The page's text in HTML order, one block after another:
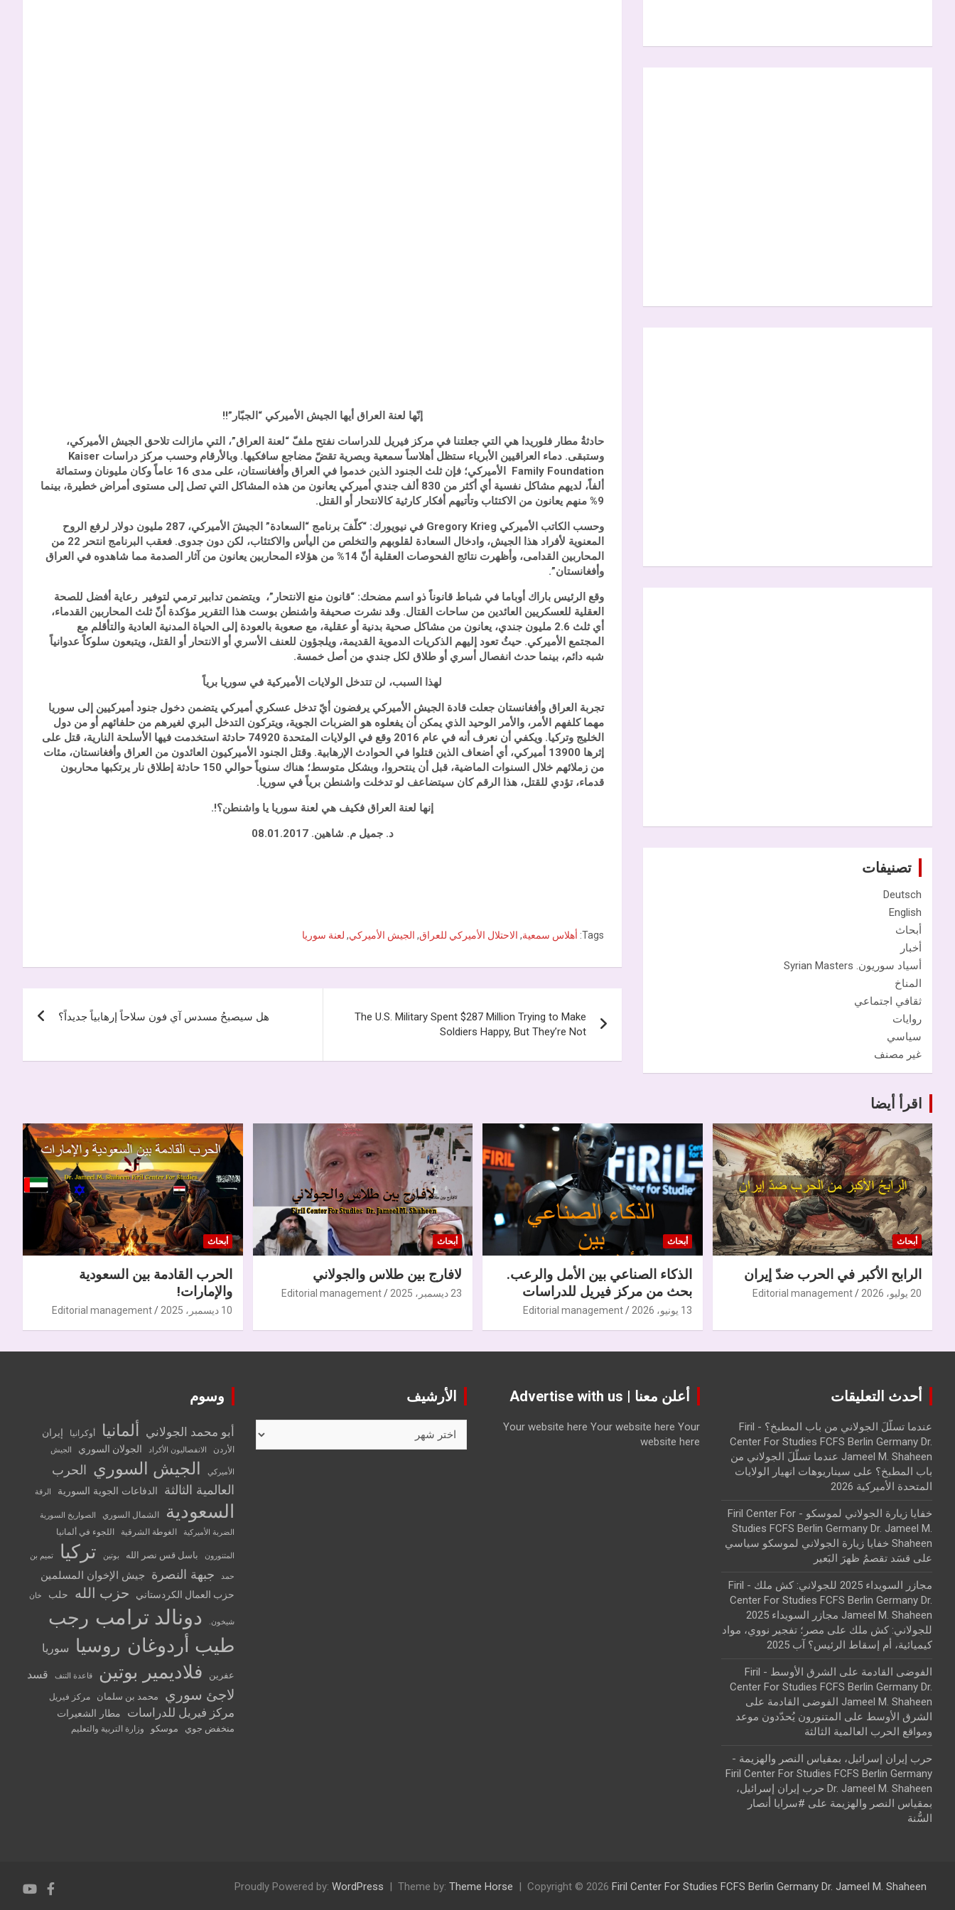
إنّها لعنة العراق أيها الجيش الأميركي “الجبّار”!!
حادثةُ مطار فلوريدا هي التي جعلتنا في مركز فيريل للدراسات نفتح ملفّ “لعنة العراق”، التي مازالت تلاحق الجيش الأميركي،
وستبقى. دماء العراقيين الأبرياء ستظل أهلاساً سمعية وبصرية تقضّ مضاجع سافكيها. وبالأرقام وحسب مركز دراسات Kaiser
Family Foundation
الأميركي؛ فإن ثلث الجنود الذين خدموا في العراق وأفغانستان، على مدى 16 عاماً وكان مليونان وستمائة
ألفاً، لديهم مشاكل نفسية أي أكثر من 830 ألف جندي أميركي يعانون من هذه المشاكل التي تصل إلى مستوى أمراض خطيرة، بينما
9% منهم يعانون من الاكتئاب وتأتيهم أفكار كارثية كالانتحار أو القتل.
وحسب الكاتب الأميركي Gregory Krieg
في نيويورك: “كلّفَ برنامج “السعادة” الجيشَ الأميركي، 287 مليون دولار لرفع الروح
المعنوية لأفراد هذا الجيش، وادخال السعادة لقلوبهم والتخلص من اليأس والاكتئاب، لكن دون جدوى. فعقب البرنامج انتحر 22 من
المحاربين القدامى، وأظهرت نتائج الفحوصات العقلية أنّ 14% من هؤلاء المحاربين يعانون من آثار الصدمة مما شاهدوه في العراق
وأفغانستان”.
وقع الرئيس باراك أوباما في شباط قانوناً ذو اسم مضحك: “قانون منع الانتحار”، ويتضمن تدابير ترمي لتوفير رعاية أفضل للصحة
العقلية للعسكريين العائدين من ساحات القتال. وقد نشرت صحيفة واشنطن بوست هذا التقرير مؤكدة أنّ ثلث المحاربين القدماء،
أي ثلث 2.6 مليون جندي، يعانون من مشاكل صحية بدنية أو عقلية، مع صعوبة بالعودة إلى الحياة المدنية العادية والتأقلم مع
المجتمع الأميركي. حيثُ تعود إليهم الذكريات الدموية القديمة، ويلجؤون للعنف الأسري أو الانتحار أو القتل، ويتبعون سلوكاً عدوانياً
شبه دائم، بينما حدث انفصال أسري أو طلاق لكل جندي من أصل خمسة.
لهذا السبب، لن تتدخل الولايات الأميركية في سوريا برياً
تجربة العراق وأفغانستان جعلت قادة الجيش الأميركي يرفضون أيّ تدخل عسكري أميركي يتضمن دخول جنود أميركيين إلى سوريا
مهما كلفهم الأمر، والأمر الوحيد الذي يمكن أن يفعلوه هو الضربات الجوية، ويتركون التدخل البري لغيرهم من حلفائهم أو من دول
الخليج وتركيا. ويكفي أن نعرف أنه في عام 2016 وقع في الولايات المتحدة 74920 حادثة استخدمت فيها الأسلحة النارية، قتل على
إثرها 13900 أميركي، أي أضعاف الذين قتلوا في الحوادث الإرهابية.
وقتل الجنود الأميركيون العائدون من العراق وأفغانستان، مئات
من زملائهم خلال السنوات الماضية، قبل أن ينتحروا، وبشكل متوسط؛ هناك سنوياً حوالي 150 حادثة إطلاق نار يرتكبها محاربون
قدماء، تؤدي للقتل، هذا الرقم كان سيتضاعف لو تدخلت واشنطن برياً في سوريا.
إنها لعنة العراق فكيف هي لعنة سوريا يا واشنطن؟!.
د. جميل م. شاهين. 08.01.2017
Tags: أهلاس سمعية, الاحتلال الأميركي للعراق, الجيش الأميركي, لعنة سوريا
المقالات
The U.S. Military Spent $287 Million Trying to Make
Soldiers Happy, But They’re Not
هل سيصبحُ مسدس آي فون سلاحاً إرهابياً جديداً؟
تصنيفات
Deutsch
English
أبحاث
أخبار
أسياد سوريون. Syrian Masters
المناخ
ثقافي اجتماعي
روايات
سياسي
غير مصنف
اقرأ أيضا
أبحاث
الرابح الأكبر في الحرب ضدّ إيران
20 يوليو، 2026 Editorial management
أبحاث
الذكاء الصناعي بين الأمل والرعب.
بحث من مركز فيريل للدراسات
13 يونيو، 2026 Editorial management
أبحاث
لافارج بين طلاس والجولاني
23 ديسمبر، 2025 Editorial management
أبحاث
الحرب القادمة بين السعودية
والإمارات!
10 ديسمبر، 2025 Editorial management
أحدث التعليقات
عندما تسلّلَ الجولاني من باب المطبخ؟ - Firil
Center For Studies FCFS Berlin Germany Dr.
Jameel M. Shaheen عندما تسلّلَ الجولاني من
باب المطبخ؟ على سيناريوهات انهيار الولايات
المتحدة الأميركية 2026
خفايا زيارة الجولاني لموسكو - Firil Center For
Studies FCFS Berlin Germany Dr. Jameel M.
Shaheen خفايا زيارة الجولاني لموسكو سياسي
على قسَد تقصمُ ظهرَ البَعير
مجازر السويداء 2025 للجولاني: كش ملك - Firil
Center For Studies FCFS Berlin Germany Dr.
Jameel M. Shaheen مجازر السويداء 2025
للجولاني: كش ملك على مصر؛ تفجير نووي، مواد
كيميائية، أم إسقاط الرئيس؟ آب 2025
الفوضى القادمة على الشرق الأوسط - Firil
Center For Studies FCFS Berlin Germany Dr.
Jameel M. Shaheen الفوضى القادمة على
الشرق الأوسط على المتنورون يُحدّدون موعد
ومواقع الحرب العالمية الثالثة
حرب إيران إسرائيل، بمقياس النصر والهزيمة -
Firil Center For Studies FCFS Berlin Germany
Dr. Jameel M. Shaheen حرب إيران إسرائيل،
بمقياس النصر والهزيمة على #سرايا أنصار
السُّنة
أعلن معنا | Advertise with us
Your website here Your website here Your
website here
الأرشيف وسوم
أبو محمد الجولاني ألمانيا أوكرانيا إيران
الأردن الانفصاليون الأكراد الجولان السوري الجيش
الأميركي الجيش السوري الحرب
العالمية الثالثة
الدفاعات الجوية السورية الرقة
السعودية الشمال السوري
الصواريخ السورية
الضربة الأميركية
الغوطة الشرقية اللجوء في ألمانيا
المتنورون باسل قس نصر الله بوتين تركيا تميم بن
حمد جبهة النصرة جيش الإخوان المسلمين
حزب العمال الكردستاني حزب الله حلب خان
شيخون. دونالد ترامب رجب
طيب أردوغان روسيا سوريا
عفرين فلاديمير بوتين قاعدة التنف قسد
لاجئ سوري محمد بن سلمان مركز فيريل
مركز فيريل للدراسات مطار الشعيرات
منخفض جوي موسكو وزارة التربية والتعليم
Copyright © 2026 Firil Center For Studies FCFS Berlin Germany Dr. Jameel M. Shaheen
Theme by: Theme Horse
Proudly Powered by: WordPress